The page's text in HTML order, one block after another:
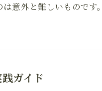
意外と難しいものです
ガイド